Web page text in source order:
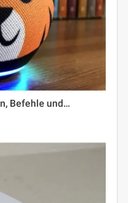
Befehle und…